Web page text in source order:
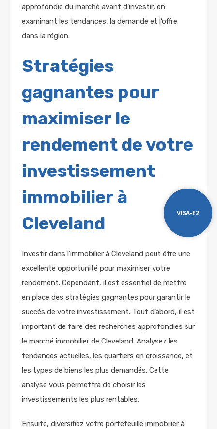
approfondie du marché avant d’investir, en
examinant les tendances, la demande et l’offre
dans la région.
Stratégies
gagnantes pour
maximiser le
rendement de votre
investissement
immobilier à
Cleveland
Investir dans l’immobilier à Cleveland peut être une
excellente opportunité pour maximiser votre
rendement. Cependant, il est essentiel de mettre
en place des stratégies gagnantes pour garantir le
succès de votre investissement. Tout d’abord, il est
important de faire des recherches approfondies sur
le marché immobilier de Cleveland. Analysez les
tendances actuelles, les quartiers en croissance, et
les types de biens les plus demandés. Cette
analyse vous permettra de choisir les
investissements les plus rentables.
Ensuite, diversifiez votre portefeuille immobilier à
VISA-E2